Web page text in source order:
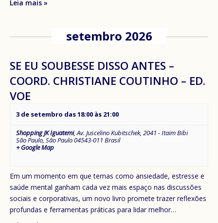
Leia mais »
setembro 2026
SE EU SOUBESSE DISSO ANTES –
COORD. CHRISTIANE COUTINHO – ED.
VOE
3 de setembro das 18:00 às 21:00
Shopping JK Iguatemi,Av. Juscelino Kubitschek, 2041 - Itaim Bibi
São Paulo, São Paulo04543-011 Brasil
+ Google Map
Em um momento em que temas como ansiedade, estresse e
saúde mental ganham cada vez mais espaço nas discussões
sociais e corporativas, um novo livro promete trazer reflexões
profundas e ferramentas práticas para lidar melhor…